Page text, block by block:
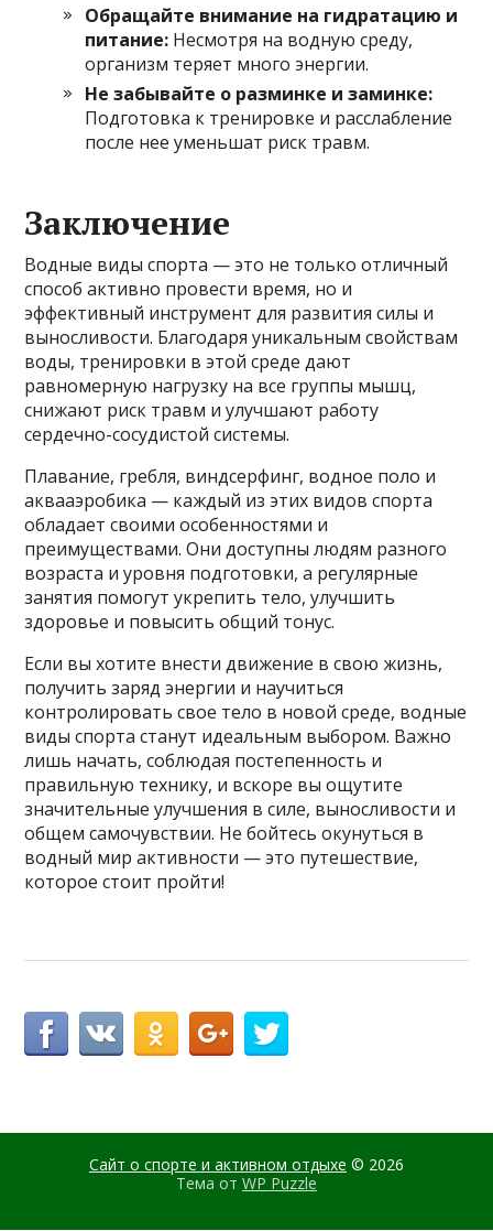
Обращайте внимание на гидратацию и
питание: Несмотря на водную среду,
организм теряет много энергии.
Не забывайте о разминке и заминке:
Подготовка к тренировке и расслабление
после нее уменьшат риск травм.
Заключение
Водные виды спорта — это не только отличный
способ активно провести время, но и
эффективный инструмент для развития силы и
выносливости. Благодаря уникальным свойствам
воды, тренировки в этой среде дают
равномерную нагрузку на все группы мышц,
снижают риск травм и улучшают работу
сердечно-сосудистой системы.
Плавание, гребля, виндсерфинг, водное поло и
аквааэробика — каждый из этих видов спорта
обладает своими особенностями и
преимуществами. Они доступны людям разного
возраста и уровня подготовки, а регулярные
занятия помогут укрепить тело, улучшить
здоровье и повысить общий тонус.
Если вы хотите внести движение в свою жизнь,
получить заряд энергии и научиться
контролировать свое тело в новой среде, водные
виды спорта станут идеальным выбором. Важно
лишь начать, соблюдая постепенность и
правильную технику, и вскоре вы ощутите
значительные улучшения в силе, выносливости и
общем самочувствии. Не бойтесь окунуться в
водный мир активности — это путешествие,
которое стоит пройти!
Сайт о спорте и активном отдыхе © 2026
Тема от WP Puzzle